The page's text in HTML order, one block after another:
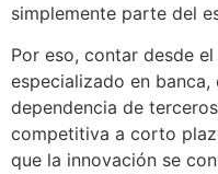
simplemente parte del
Por eso, contar desde
especializado en
dependencia de
competitiva a corto
que la innovación se